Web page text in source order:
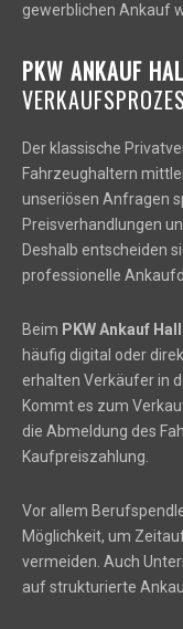
gewerblichen Ankauf
PKW ANKAUF
Der klassische
Fahrzeughaltern
unseriösen Anfragen
Preisverhandlungen
Deshalb entscheiden
professionelle
Beim PKW Ankauf
häufig digital oder
erhalten Verkäufer in
Kommt es zum
die Abmeldung des
Kaufpreiszahlung.
Vor allem
Möglichkeit, um
vermeiden. Auch
auf strukturierte